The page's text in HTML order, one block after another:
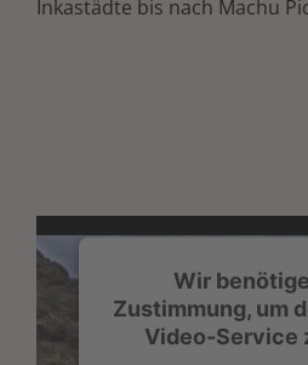
Inkastädte bis nach Machu
Wir
Zustimmung, um
Video-Service